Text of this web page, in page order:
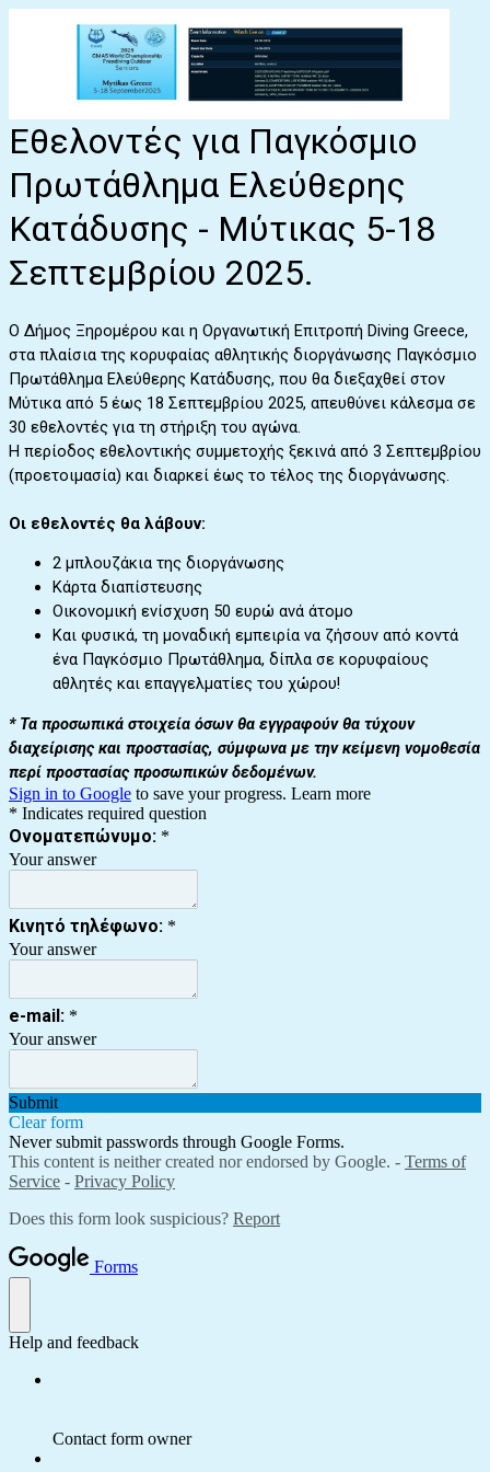
Εθελοντές για Παγκόσμιο
Πρωτάθλημα Ελεύθερης
Κατάδυσης - Μύτικας 5-18
Σεπτεμβρίου 2025.
Ο Δήμος Ξηρομέρου και η Οργανωτική Επιτροπή Diving Greece,
στα πλαίσια της κορυφαίας αθλητικής διοργάνωσης Παγκόσμιο
Πρωτάθλημα Ελεύθερης Κατάδυσης, που θα διεξαχθεί στον
Μύτικα από 5 έως 18 Σεπτεμβρίου 2025, απευθύνει κάλεσμα σε
30 εθελοντές για τη στήριξη του αγώνα.
Η περίοδος εθελοντικής συμμετοχής ξεκινά από 3 Σεπτεμβρίου
(προετοιμασία) και διαρκεί έως το τέλος της διοργάνωσης.
Οι εθελοντές θα λάβουν:
2 μπλουζάκια της διοργάνωσης
Κάρτα διαπίστευσης
Οικονομική ενίσχυση 50 ευρώ ανά άτομο
Και φυσικά, τη μοναδική εμπειρία να ζήσουν από κοντά
ένα Παγκόσμιο Πρωτάθλημα, δίπλα σε κορυφαίους
αθλητές και επαγγελματίες του χώρου!
* Τα προσωπικά στοιχεία όσων θα εγγραφούν θα τύχουν
διαχείρισης και προστασίας, σύμφωνα με την κείμενη νομοθεσία
περί προστασίας προσωπικών δεδομένων.
Sign in to Google to save your progress. Learn more
* Indicates required question
Ονοματεπώνυμο: *
Your answer
Κινητό τηλέφωνο: *
Your answer
e-mail: *
Your answer
Submit
Clear form
Never submit passwords through Google Forms.
This content is neither created nor endorsed by Google. - Terms of
Service - Privacy Policy
Does this form look suspicious? Report
Forms
Help and feedback
Contact form owner